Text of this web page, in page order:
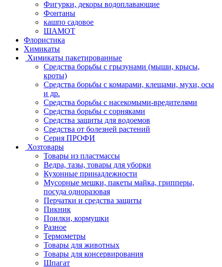
Фигурки, декоры водоплавающие
Фонтаны
кашпо садовое
ШАМОТ
Флористика
Химикаты
Химикаты пакетированные
Средства борьбы с грызунами (мыши, крысы,
кроты)
Средства борьбы с комарами, клещами, мухи, осы
и др.
Средства борьбы с насекомыми-вредителями
Средства борьбы с сорняками
Средства защиты для водоемов
Средства от болезней растений
Серия ПРОФИ
Хозтовары
Товары из пластмассы
Ведра, тазы, товары для уборки
Кухонные принадлежности
Мусорные мешки, пакеты майка, грипперы,
посуда одноразовая
Перчатки и средства защиты
Пикник
Поилки, кормушки
Разное
Термометры
Товары для животных
Товары для консервирования
Шпагат